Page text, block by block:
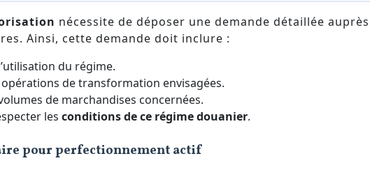
nécessite de déposer une demande détaillée auprès
Ainsi, cette demande doit inclure :
du régime.
de transformation envisagées.
de marchandises concernées.
les conditions de ce régime douanier.
pour perfectionnement actif